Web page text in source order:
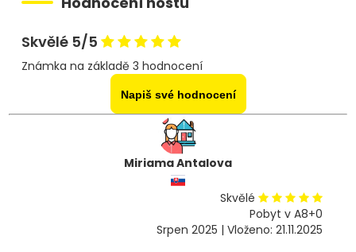
Skvělé 5/5
Známka na základě 3 hodnocení
Napiš své hodnocení
Miriama Antalova
Skvělé
Pobyt v A8+0
Srpen 2025 | Vloženo: 21.11.2025